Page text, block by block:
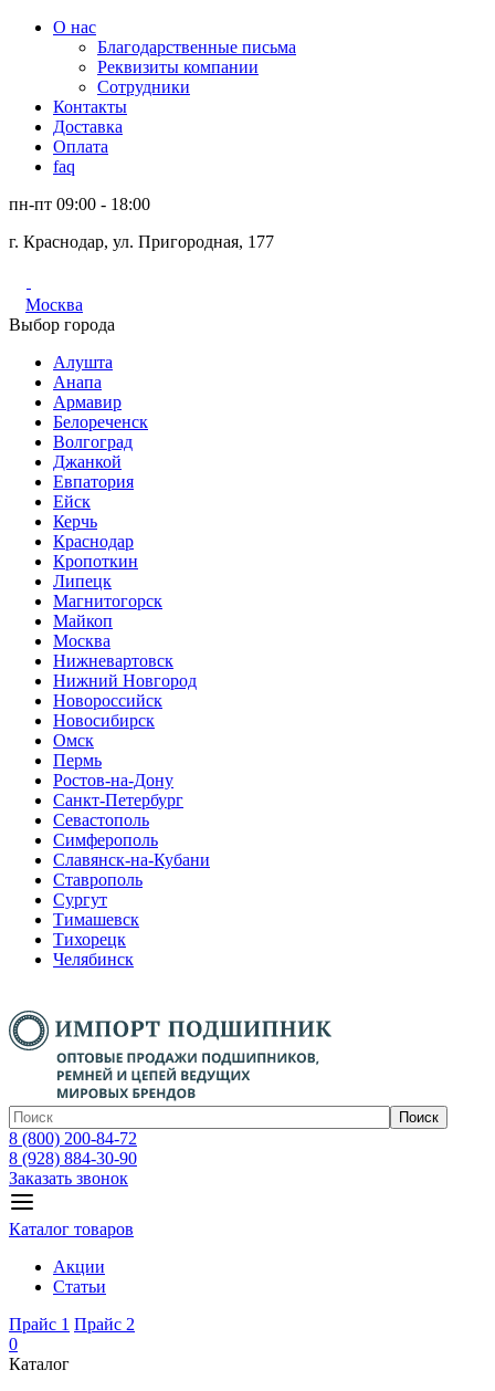
О нас
Благодарственные письма
Реквизиты компании
Сотрудники
Контакты
Доставка
Оплата
faq
пн-пт 09:00 - 18:00
г. Краснодар, ул. Пригородная, 177
Москва
Выбор города
Алушта
Анапа
Армавир
Белореченск
Волгоград
Джанкой
Евпатория
Ейск
Керчь
Краснодар
Кропоткин
Липецк
Магнитогорск
Майкоп
Москва
Нижневартовск
Нижний Новгород
Новороссийск
Новосибирск
Омск
Пермь
Ростов-на-Дону
Санкт-Петербург
Севастополь
Симферополь
Славянск-на-Кубани
Ставрополь
Сургут
Тимашевск
Тихорецк
Челябинск
Поиск
8 (800) 200-84-72
8 (928) 884-30-90
Заказать звонок
Каталог товаров
Акции
Статьи
Прайс 1 Прайс 2
0
Каталог